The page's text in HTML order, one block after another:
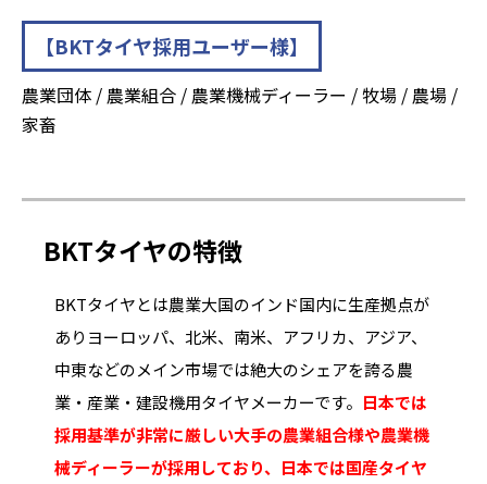
【BKTタイヤ採用ユーザー様】
農業団体 / 農業組合 / 農業機械ディーラー / 牧場 / 農場 /
家畜
BKTタイヤの特徴
BKTタイヤとは農業大国のインド国内に生産拠点が
ありヨーロッパ、北米、南米、アフリカ、アジア、
中東などのメイン市場では絶大のシェアを誇る農
業・産業・建設機用タイヤメーカーです。 日本では
採用基準が非常に厳しい大手の農業組合様や農業機
械ディーラーが採用しており、日本では国産タイヤ